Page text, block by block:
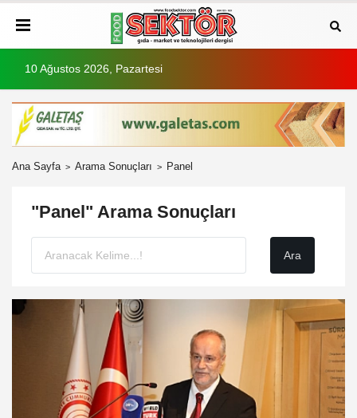
10 Ağustos 2026, Pazartesi
Ana Sayfa Arama Sonuçları Panel
"Panel" Arama Sonuçları